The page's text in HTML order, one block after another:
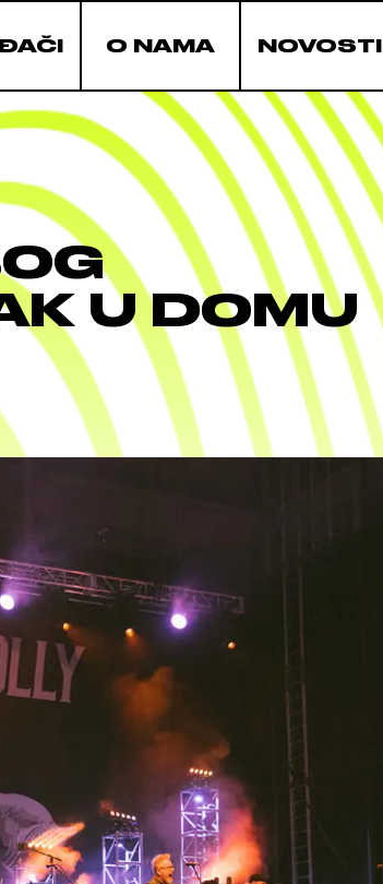
O NAMA NOVOSTI
U DOMU